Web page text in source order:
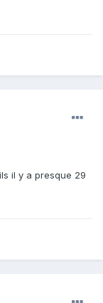
il y a presque 29